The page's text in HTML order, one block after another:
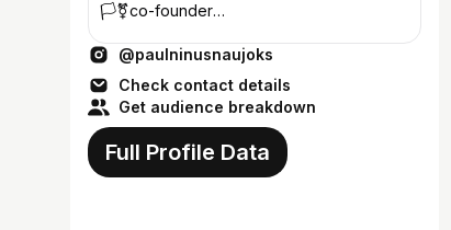
🏳️‍⚧️co-founder
@transtape.events
@paulninusnaujoks
Check contact details
Get audience breakdown
Full Profile Data